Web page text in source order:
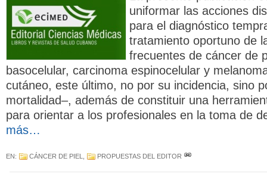
uniformar las acciones
para el diagnóstico
tratamiento oportuno de
frecuentes de cáncer de
basocelular, carcinoma espinocelular y
cutáneo, este último, no por su incidencia, sino
mortalidad–, además de constituir una
para orientar a los profesionales en la toma de
más…
EN: CÁNCER DE PIEL PROPUESTAS DEL EDITOR